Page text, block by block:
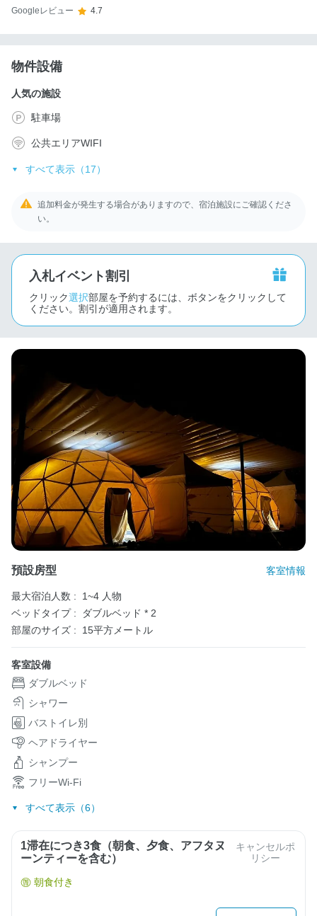
Googleレビュー 4.7
物件設備
人気の施設
駐車場
公共エリアWIFI
すべて表示（17）
追加料金が発生する場合がありますので、宿泊施設にご確認くださ
い。
入札イベント割引
クリック選択部屋を予約するには、ボタンをクリックして
ください。割引が適用されます。
預設房型 客室情報
最大宿泊人数 :
1~4 人物
ベッドタイプ :
ダブルベッド * 2
部屋のサイズ :
15平方メートル
客室設備
ダブルベッド
シャワー
バストイレ別
ヘアドライヤー
シャンプー
フリーWi-Fi
すべて表示（6）
1滞在につき3食（朝食、夕食、アフタヌ
ーンティーを含む）
キャンセルポ
リシー
朝食付き